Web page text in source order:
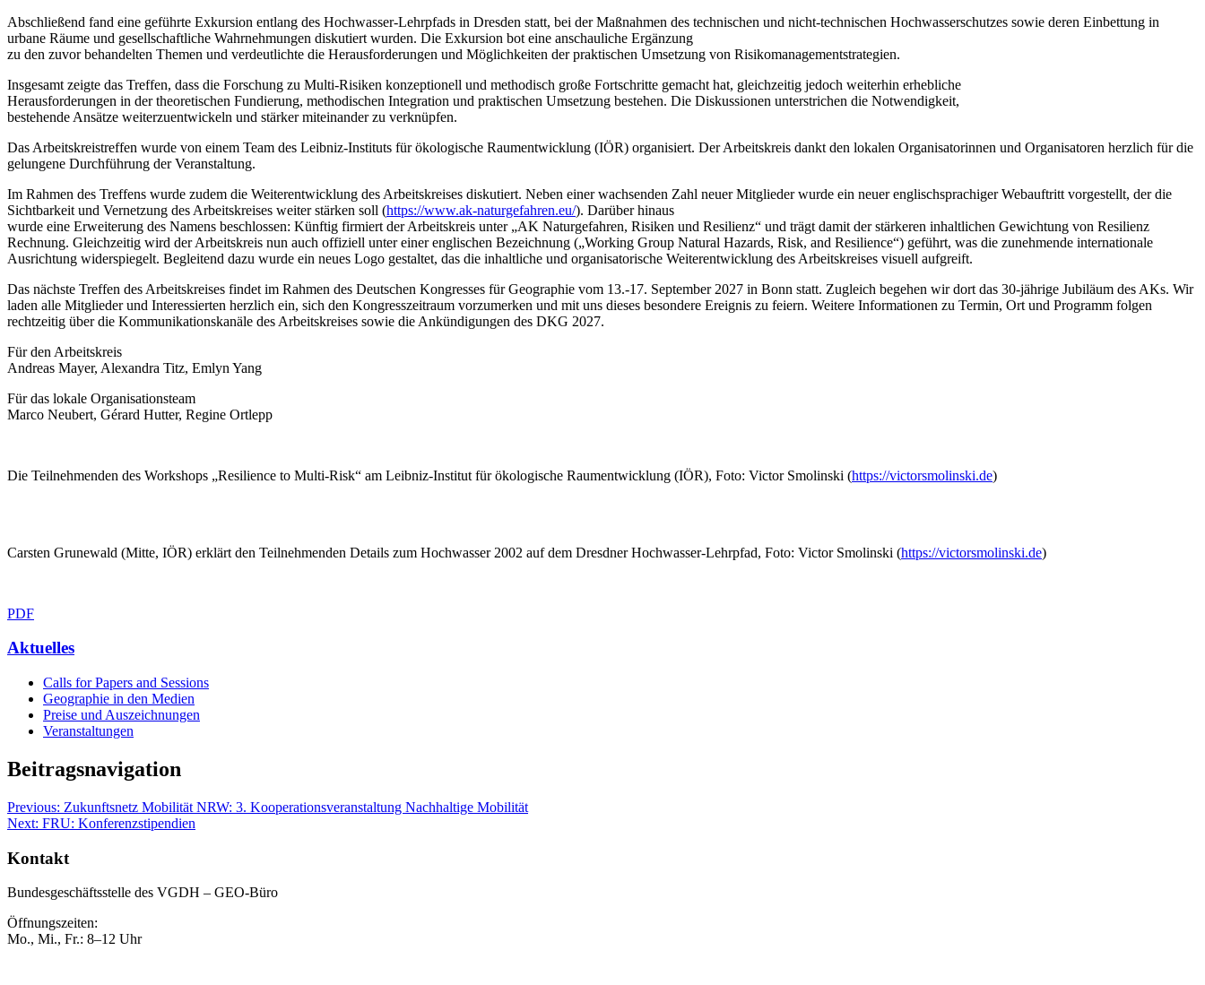
Abschließend fand eine geführte Exkursion entlang des Hochwasser-Lehrpfads in Dresden statt, bei der Maßnahmen des technischen und nicht-technischen Hochwasserschutzes sowie deren Einbettung in
urbane Räume und gesellschaftliche Wahrnehmungen diskutiert wurden. Die Exkursion bot eine anschauliche Ergänzung
zu den zuvor behandelten Themen und verdeutlichte die Herausforderungen und Möglichkeiten der praktischen Umsetzung von Risikomanagementstrategien.
Insgesamt zeigte das Treffen, dass die Forschung zu Multi-Risiken konzeptionell und methodisch große Fortschritte gemacht hat, gleichzeitig jedoch weiterhin erhebliche
Herausforderungen in der theoretischen Fundierung, methodischen Integration und praktischen Umsetzung bestehen. Die Diskussionen unterstrichen die Notwendigkeit,
bestehende Ansätze weiterzuentwickeln und stärker miteinander zu verknüpfen.
Das Arbeitskreistreffen wurde von einem Team des Leibniz-Instituts für ökologische Raumentwicklung (IÖR) organisiert. Der Arbeitskreis dankt den lokalen Organisatorinnen und Organisatoren herzlich für die
gelungene Durchführung der Veranstaltung.
Im Rahmen des Treffens wurde zudem die Weiterentwicklung des Arbeitskreises diskutiert. Neben einer wachsenden Zahl neuer Mitglieder wurde ein neuer englischsprachiger Webauftritt vorgestellt, der die
Sichtbarkeit und Vernetzung des Arbeitskreises weiter stärken soll (https://www.ak-naturgefahren.eu/). Darüber hinaus
wurde eine Erweiterung des Namens beschlossen: Künftig firmiert der Arbeitskreis unter „AK Naturgefahren, Risiken und Resilienz“ und trägt damit der stärkeren inhaltlichen Gewichtung von Resilienz
Rechnung. Gleichzeitig wird der Arbeitskreis nun auch offiziell unter einer englischen Bezeichnung („Working Group Natural Hazards, Risk, and Resilience“) geführt, was die zunehmende internationale
Ausrichtung widerspiegelt. Begleitend dazu wurde ein neues Logo gestaltet, das die inhaltliche und organisatorische Weiterentwicklung des Arbeitskreises visuell aufgreift.
Das nächste Treffen des Arbeitskreises findet im Rahmen des Deutschen Kongresses für Geographie vom 13.-17. September 2027 in Bonn statt. Zugleich begehen wir dort das 30-jährige Jubiläum des AKs. Wir
laden alle Mitglieder und Interessierten herzlich ein, sich den Kongresszeitraum vorzumerken und mit uns dieses besondere Ereignis zu feiern. Weitere Informationen zu Termin, Ort und Programm folgen
rechtzeitig über die Kommunikationskanäle des Arbeitskreises sowie die Ankündigungen des DKG 2027.
Für den Arbeitskreis
Andreas Mayer, Alexandra Titz, Emlyn Yang
Für das lokale Organisationsteam
Marco Neubert, Gérard Hutter, Regine Ortlepp
Die Teilnehmenden des Workshops „Resilience to Multi-Risk“ am Leibniz-Institut für ökologische Raumentwicklung (IÖR), Foto: Victor Smolinski (https://victorsmolinski.de)
Carsten Grunewald (Mitte, IÖR) erklärt den Teilnehmenden Details zum Hochwasser 2002 auf dem Dresdner Hochwasser-Lehrpfad, Foto: Victor Smolinski (https://victorsmolinski.de)
PDF
Aktuelles
Calls for Papers and Sessions
Geographie in den Medien
Preise und Auszeichnungen
Veranstaltungen
Beitragsnavigation
Previous: Zukunftsnetz Mobilität NRW: 3. Kooperationsveranstaltung Nachhaltige Mobilität
Next: FRU: Konferenzstipendien
Kontakt
Bundesgeschäftsstelle des VGDH – GEO-Büro
Öffnungszeiten:
Mo., Mi., Fr.: 8–12 Uhr